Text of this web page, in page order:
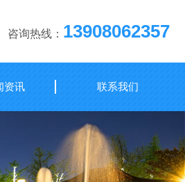
咨询热线： 13908062357
资讯 联系我们